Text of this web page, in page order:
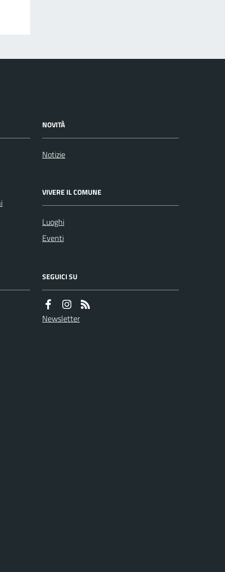
NOVITÀ
Notizie
VIVERE IL COMUNE
Luoghi
Eventi
SEGUICI SU
Newsletter